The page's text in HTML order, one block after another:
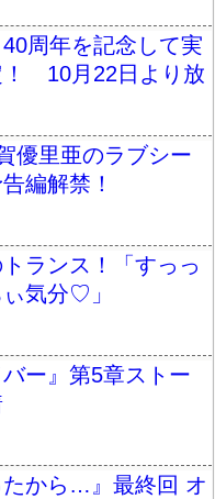
40周年を記念して実
！ 10月22日より放
優里亜のラブシー
編解禁！
ランス！「すっっ
気分♡」
ー』第5章ストー
たから…』最終回 オ